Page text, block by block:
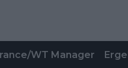
WT Manager